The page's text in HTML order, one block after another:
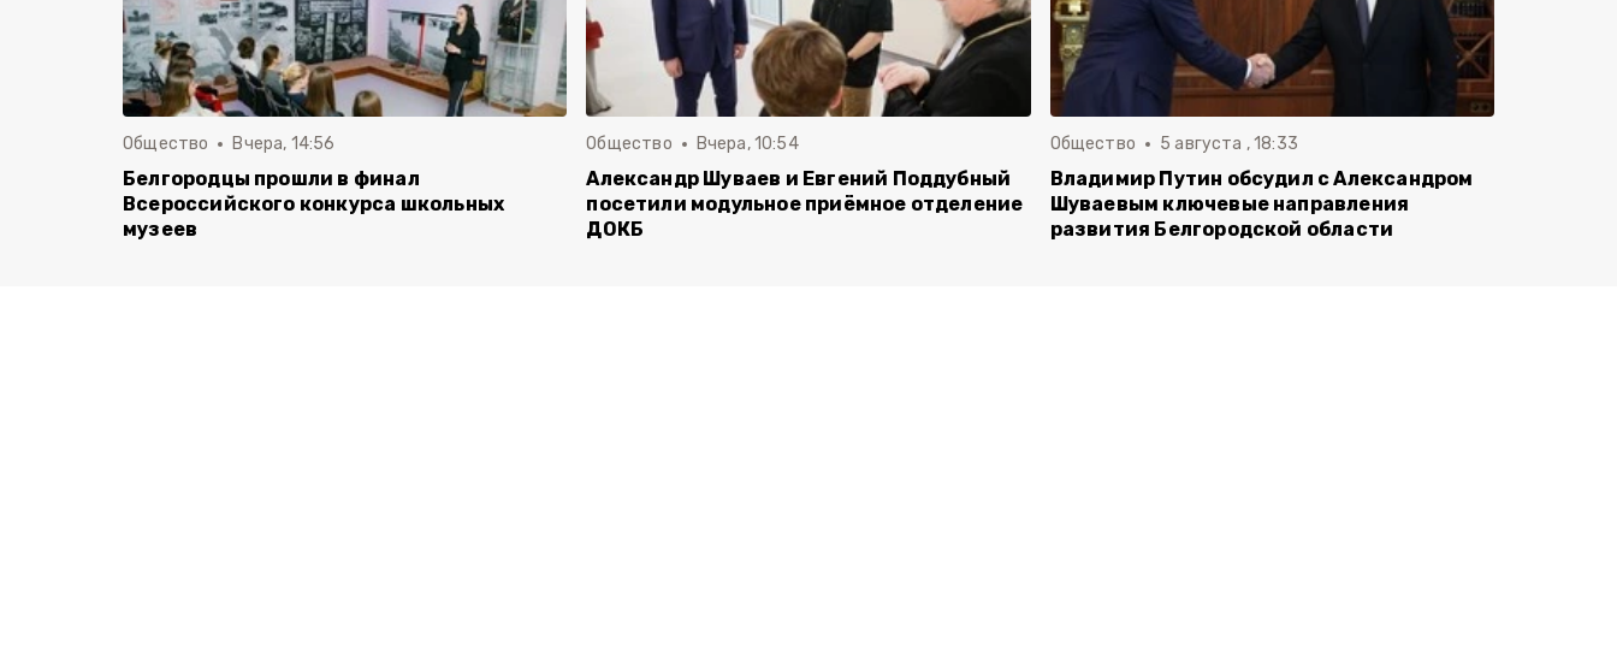
Общество Вчера, 14:56
Белгородцы прошли в финал
Всероссийского конкурса школьных
музеев
Общество Вчера, 10:54
Александр Шуваев и Евгений Поддубный
посетили модульное приёмное отделение
ДОКБ
Общество 5 августа , 18:33
Владимир Путин обсудил с Александром
Шуваевым ключевые направления
развития Белгородской области